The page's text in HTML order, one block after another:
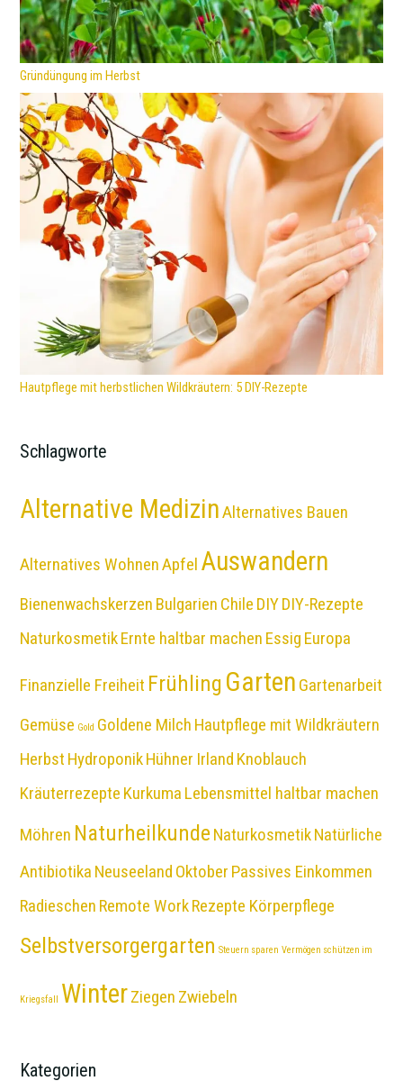
Gründüngung im Herbst
Hautpflege mit herbstlichen Wildkräutern: 5 DIY-Rezepte
Schlagworte
Alternative MedizinAlternatives Bauen
Alternatives WohnenApfel Auswandern
Bienenwachskerzen Bulgarien Chile DIYDIY-Rezepte
NaturkosmetikErnte haltbar machen Essig Europa
Finanzielle Freiheit Frühling Garten Gartenarbeit
Gemüse Gold Goldene Milch Hautpflege mit Wildkräutern
Herbst HydroponikHühner Irland Knoblauch
Kräuterrezepte Kurkuma Lebensmittel haltbar machen
Möhren NaturheilkundeNaturkosmetikNatürliche
Antibiotika Neuseeland Oktober Passives Einkommen
Radieschen Remote WorkRezepte Körperpflege
Selbstversorgergarten Steuern sparen Vermögen schützen im
Kriegsfall WinterZiegen Zwiebeln
Kategorien